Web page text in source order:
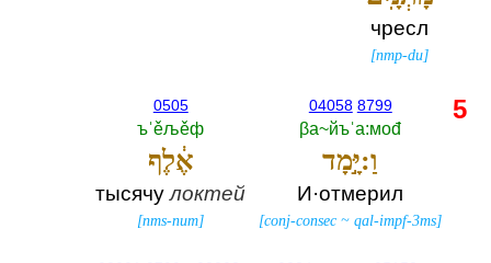
чресл
[nmp-du]
04058 8799
βа~йъˈа:моđ
וַ:יָּ֣מָד
И·отмерил
[conj-consec ~qal-impf-3ms]
0505
ъˈěљěф
אֶ֔לֶף
тысячулоктей
[nms-num]
5